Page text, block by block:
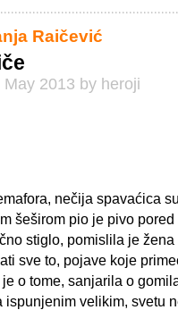
Raičević
2013 by heroji
nečija spavaćica
šeširom pio je pivo
stiglo, pomislila je
sve to, pojave koje
o tome, sanjarila o
velikim, svetu